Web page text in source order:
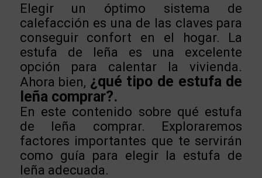
Elegir un óptimo sistema de
calefacción es una de las claves para
conseguir confort en el hogar. La
estufa de leña es una excelente
opción para calentar la vivienda.
Ahora bien, ¿qué tipo de estufa de
leña comprar?.
En este contenido sobre qué estufa
de leña comprar. Exploraremos
factores importantes que te servirán
como guía para elegir la estufa de
leña adecuada.